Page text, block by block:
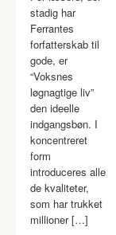
stadig har
Ferrantes
forfatterskab til
gode, er
“Voksnes
løgnagtige liv”
den ideelle
indgangsbøn. I
koncentreret
form
introduceres alle
de kvaliteter,
som har trukket
millioner […]